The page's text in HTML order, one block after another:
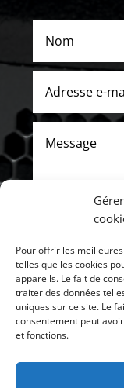
Pour offrir les
telles que les cookies
appareils. Le fait de
traiter des données
uniques sur ce site. Le
consentement peut
et fonctions.